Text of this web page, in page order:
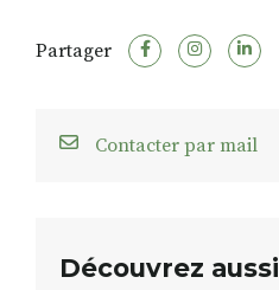
Partager
Contacter par mail
Découvrez aussi